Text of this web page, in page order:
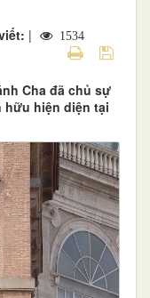
| 1534
Cha đã chủ sự
hữu hiện diện tại